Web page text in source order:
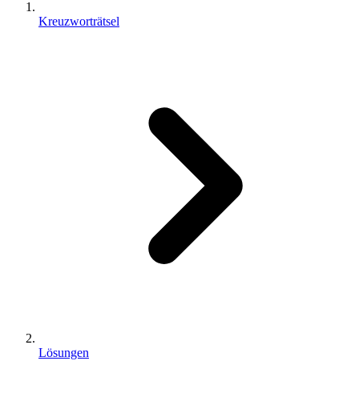
Kreuzworträtsel
Lösungen